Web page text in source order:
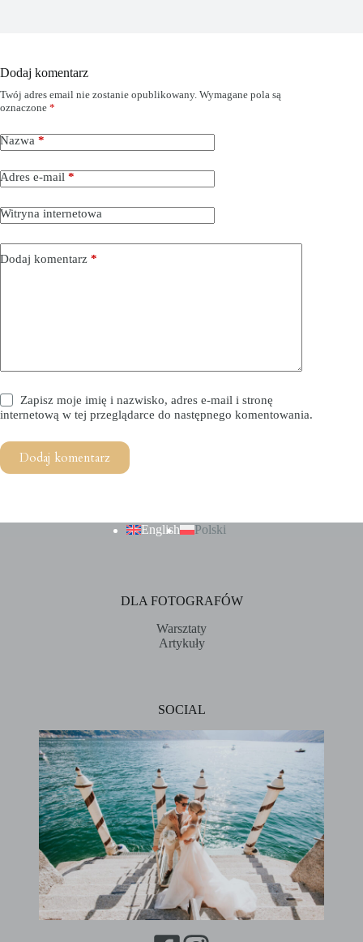
Dodaj komentarz
Twój adres email nie zostanie opublikowany. Wymagane pola są
oznaczone *
Nazwa *
Adres e-mail *
Witryna internetowa
Dodaj komentarz *
Zapisz moje imię i nazwisko, adres e-mail i stronę
internetową w tej przeglądarce do następnego komentowania.
Dodaj komentarz
English Polski
DLA FOTOGRAFÓW
Warsztaty
Artykuły
SOCIAL